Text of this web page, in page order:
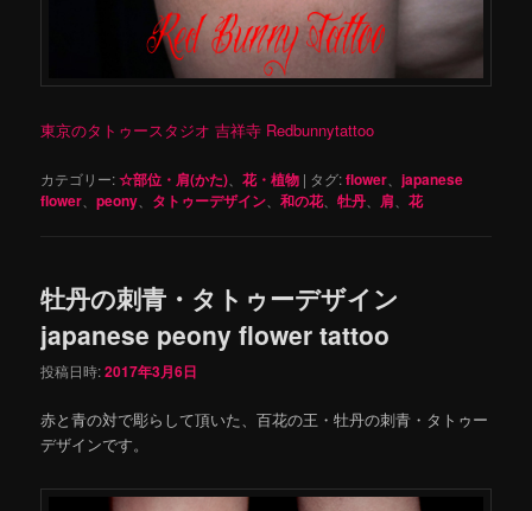
東京のタトゥースタジオ 吉祥寺 Redbunnytattoo
カテゴリー:☆部位・肩(かた) 、花・植物 | タグ:flower 、japanese
flower 、peony タトゥーデザイン 、和の花、牡丹 肩 、花
牡丹の刺青・タトゥーデザイン
japanese peony flower tattoo
投稿日時:2017年3月6日
赤と青の対で彫らして頂いた、百花の王・牡丹の刺青・タトゥー
デザインです。